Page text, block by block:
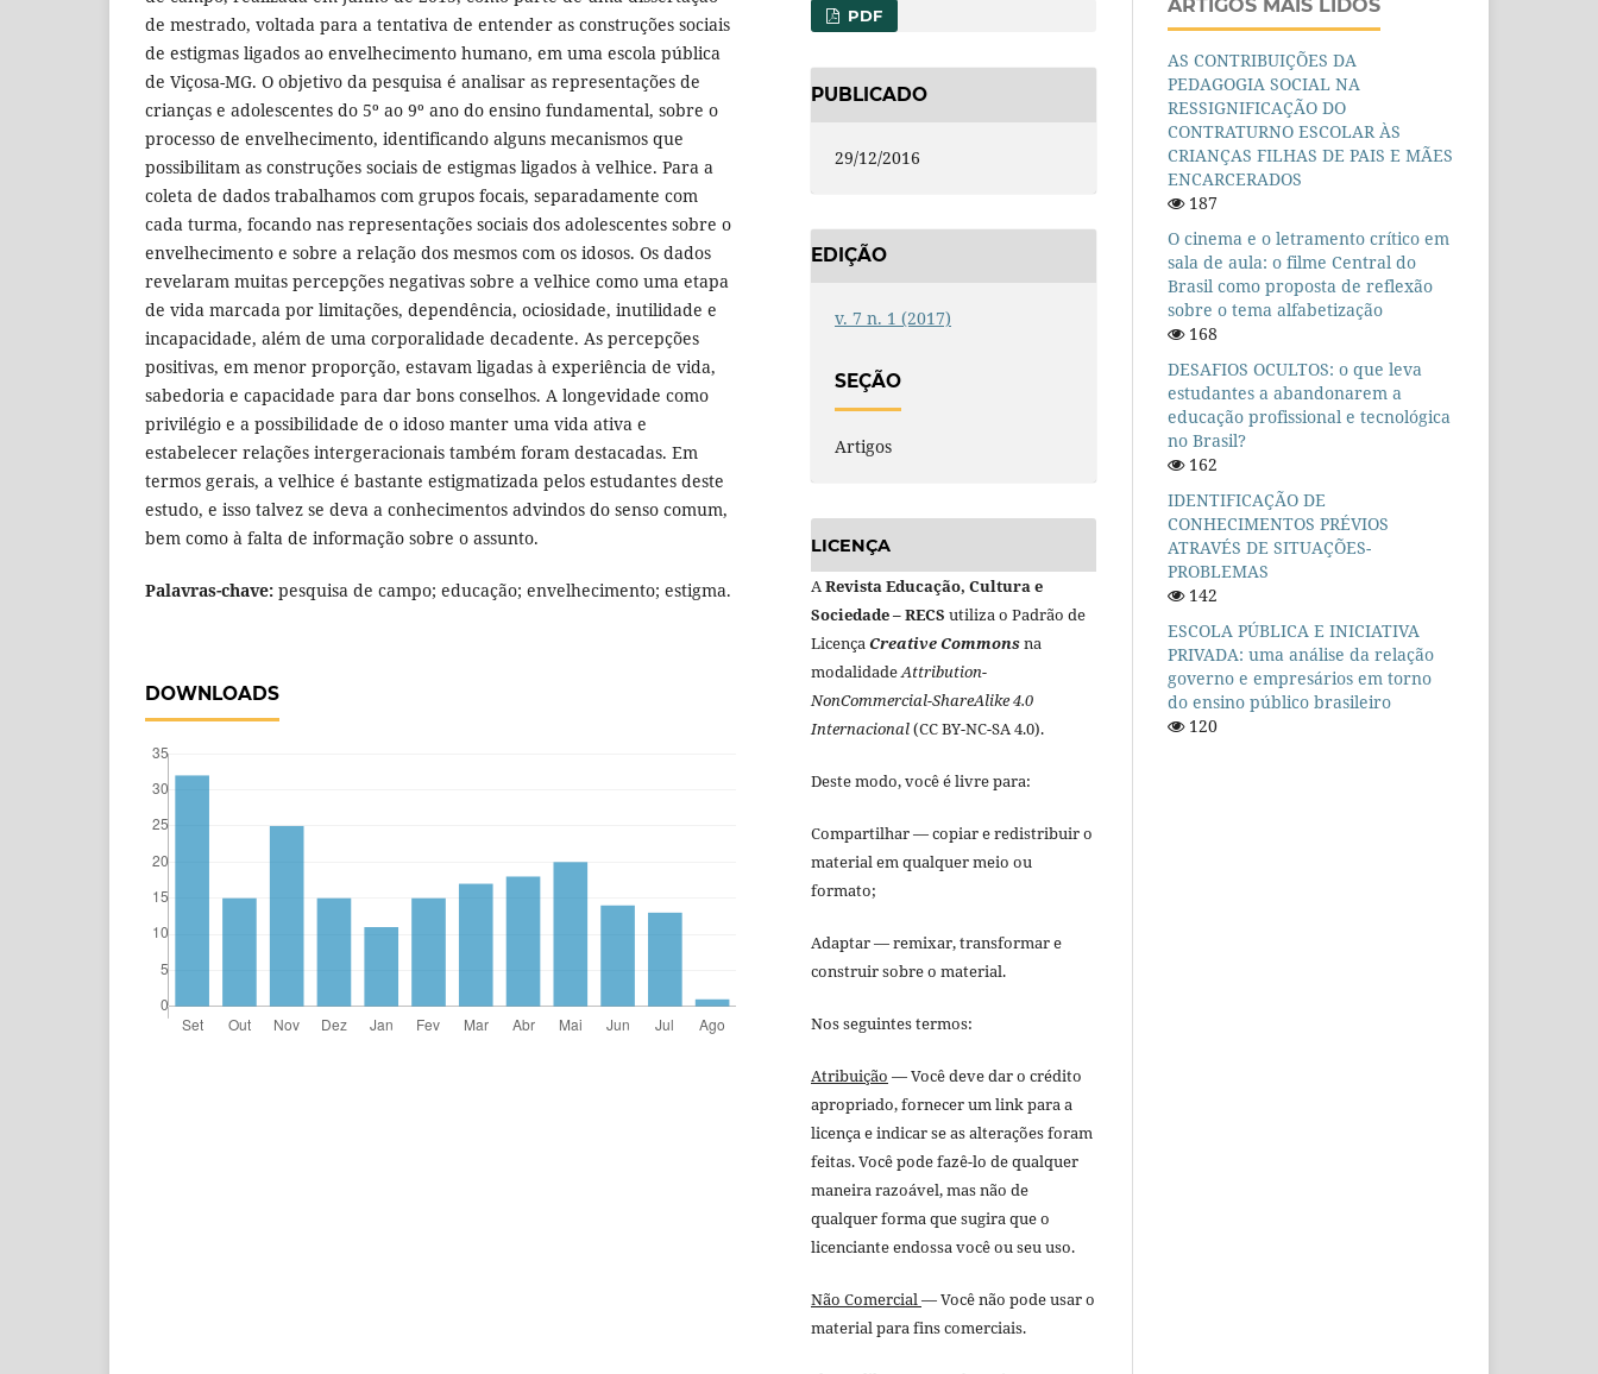
de mestrado, voltada para a tentativa de entender as construções sociais
de estigmas ligados ao envelhecimento humano, em uma escola pública
de Viçosa-MG. O objetivo da pesquisa é analisar as representações de
crianças e adolescentes do 5º ao 9º ano do ensino fundamental, sobre o
processo de envelhecimento, identificando alguns mecanismos que
possibilitam as construções sociais de estigmas ligados à velhice. Para a
coleta de dados trabalhamos com grupos focais, separadamente com
cada turma, focando nas representações sociais dos adolescentes sobre o
envelhecimento e sobre a relação dos mesmos com os idosos. Os dados
revelaram muitas percepções negativas sobre a velhice como uma etapa
de vida marcada por limitações, dependência, ociosidade, inutilidade e
incapacidade, além de uma corporalidade decadente. As percepções
positivas, em menor proporção, estavam ligadas à experiência de vida,
sabedoria e capacidade para dar bons conselhos. A longevidade como
privilégio e a possibilidade de o idoso manter uma vida ativa e
estabelecer relações intergeracionais também foram destacadas. Em
termos gerais, a velhice é bastante estigmatizada pelos estudantes deste
estudo, e isso talvez se deva a conhecimentos advindos do senso comum,
bem como à falta de informação sobre o assunto.
Palavras-chave: pesquisa de campo; educação; envelhecimento; estigma.
DOWNLOADS
PDF
PUBLICADO
29/12/2016
EDIÇÃO
v. 7 n. 1 (2017)
SEÇÃO
Artigos
LICENÇA
ARevista Educação, Cultura e
Sociedade – RECS utiliza o Padrão de
LicençaCreative Commonsna
modalidadeAttribution-
NonCommercial-ShareAlike 4.0
Internacional(CC BY-NC-SA 4.0).
Deste modo, você é livre para:
Compartilhar — copiar e redistribuir o
material em qualquer meio ou
formato;
Adaptar — remixar, transformar e
construir sobre o material.
Nos seguintes termos:
Atribuição — Você deve dar o crédito
apropriado, fornecer um link para a
licença e indicar se as alterações foram
feitas. Você pode fazê-lo de qualquer
maneira razoável, mas não de
qualquer forma que sugira que o
licenciante endossa você ou seu uso.
Não Comercial— Você não pode usar o
material para fins comerciais.
ARTIGOS MAIS LIDOS
AS CONTRIBUIÇÕES DA
PEDAGOGIA SOCIAL NA
RESSIGNIFICAÇÃO DO
CONTRATURNO ESCOLAR ÀS
CRIANÇAS FILHAS DE PAIS E MÃES
ENCARCERADOS
187
O cinema e o letramento crítico em
sala de aula: o filme Central do
Brasil como proposta de reflexão
sobre o tema alfabetização
168
DESAFIOS OCULTOS: o que leva
estudantes a abandonarem a
educação profissional e tecnológica
no Brasil?
162
IDENTIFICAÇÃO DE
CONHECIMENTOS PRÉVIOS
ATRAVÉS DE SITUAÇÕES-
PROBLEMAS
142
ESCOLA PÚBLICA E INICIATIVA
PRIVADA: uma análise da relação
governo e empresários em torno
do ensino público brasileiro
120